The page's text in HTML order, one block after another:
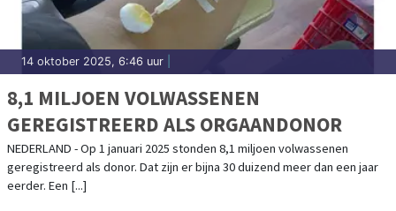
14 oktober 2025, 6:46 uur
8,1 MILJOEN VOLWASSENEN
GEREGISTREERD ALS ORGAANDONOR
NEDERLAND - Op 1 januari 2025 stonden 8,1 miljoen volwassenen
geregistreerd als donor. Dat zijn er bijna 30 duizend meer dan een jaar
eerder. Een [...]